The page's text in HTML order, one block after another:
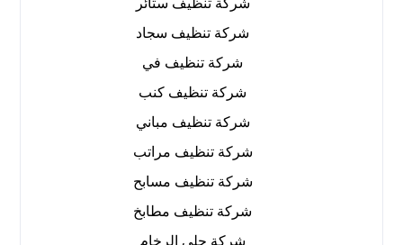
شركة تنظيف ستائر
شركة تنظيف سجاد
شركة تنظيف في
شركة تنظيف كنب
شركة تنظيف مباني
شركة تنظيف مراتب
شركة تنظيف مسابح
شركة تنظيف مطابخ
شركة جلي الرخام